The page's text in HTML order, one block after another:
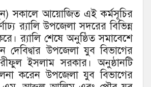
সকা‌লে আয়োজিত এই কর্মসূচির
র‍্যালি উপ‌জেলা সদ‌রের বিভিন্ন
র‍্যালি শেষে অনুষ্ঠিত সমাবেশে
দেবিদ্বার উপজেলা যুব বিভাগের
ইসলাম সরকার। অনুষ্ঠানটি
করেন উপজেলা যুব বিভাগের